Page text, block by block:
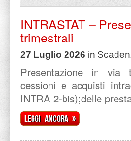
INTRASTAT –
trimestrali
27 Luglio 2026 in
Presentazione in via
cessioni e acquisti
INTRA 2-bis);delle
Leggi ancora »